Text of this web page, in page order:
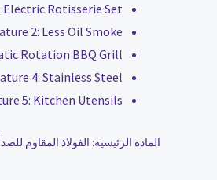
Electric Rotisserie Set
2: Less Oil Smoke
Rotation BBQ Grill
4: Stainless Steel
5: Kitchen Utensils
المادة الرئيسية: الفولاذ المقاوم